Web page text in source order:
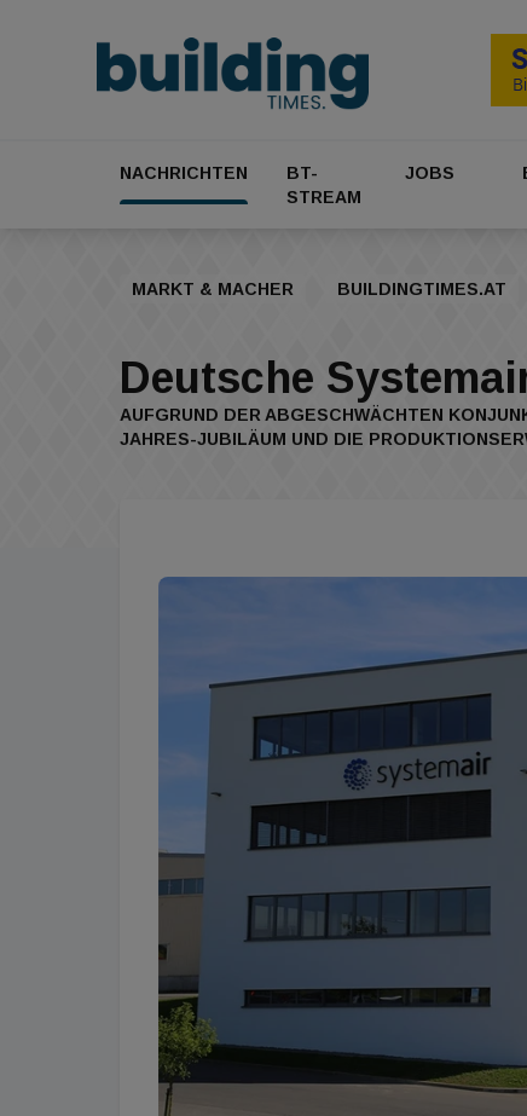
NACHRICHTEN
BT-
STREAM
JOBS
MARKT & MACHER BUILDINGTIMES.AT
Deutsche
AUFGRUND DER ABGESCHWÄCHTEN
JAHRES-JUBILÄUM UND DIE